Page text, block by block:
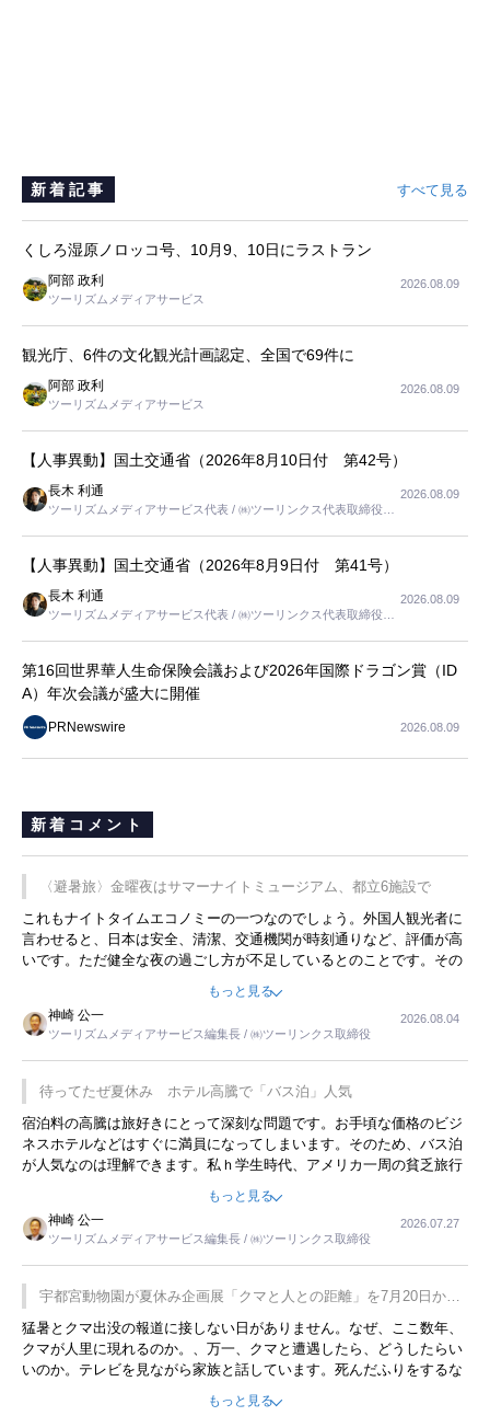
新着記事 すべて見る
くしろ湿原ノロッコ号、10月9、10日にラストラン
阿部 政利
ツーリズムメディアサービス
2026.08.09
観光庁、6件の文化観光計画認定、全国で69件に
阿部 政利
ツーリズムメディアサービス
2026.08.09
【人事異動】国土交通省（2026年8月10日付 第42号）
長木 利通
ツーリズムメディアサービス代表 / ㈱ツーリンクス代表取締役社
2026.08.09
【人事異動】国土交通省（2026年8月9日付 第41号）
長木 利通
ツーリズムメディアサービス代表 / ㈱ツーリンクス代表取締役社
2026.08.09
第16回世界華人生命保険会議および2026年国際ドラゴン賞（ID
A）年次会議が盛大に開催
PRNewswire 2026.08.09
新着コメント
〈避暑旅〉金曜夜はサマーナイトミュージアム、都立6施設で
これもナイトタイムエコノミーの一つなのでしょう。外国人観光者に
言わせると、日本は安全、清潔、交通機関が時刻通りなど、評価が高
いです。ただ健全な夜の過ごし方が不足しているとのことです。その
ような意味で、金曜夜にこのようなイベントが行われれば、日本人に
限らず外国人にとっても楽しみが増えるでしょうね。
もっと見る
神崎 公一
ツーリズムメディアサービス編集長 / ㈱ツーリンクス取締役
2026.08.04
待ってたぜ夏休み ホテル高騰で「バス泊」人気
宿泊料の高騰は旅好きにとって深刻な問題です。お手頃な価格のビジ
ネスホテルなどはすぐに満員になってしまいます。そのため、バス泊
が人気なのは理解できます。私ｈ学生時代、アメリカ一周の貧乏旅行
をした時は、移動はグレイハウンドバスでした。夕方から夜の便を利
用してホテル代を浮かせていました。ただし、若いからできたことで
す。若い人が夜行バスで京都に行った、青森に行ったと聞くと、疲れ
が残らないのかなと思ってしまいます。
もっと見る
神崎 公一
ツーリズムメディアサービス編集長 / ㈱ツーリンクス取締役
2026.07.27
宇都宮動物園が夏休み企画展「クマと人との距離」を7月20日から
開催
猛暑とクマ出没の報道に接しない日がありません。なぜ、ここ数年、
クマが人里に現れるのか。、万一、クマと遭遇したら、どうしたらい
いのか。テレビを見ながら家族と話しています。死んだふりをするな
んてことは、冗談でもいえません。そんな中で、この企画展はタイム
もっと見る